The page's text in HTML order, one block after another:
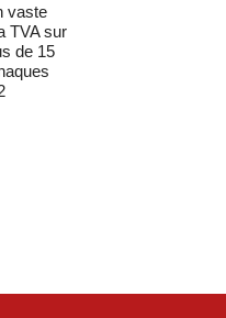
vaste
TVA sur
de 15